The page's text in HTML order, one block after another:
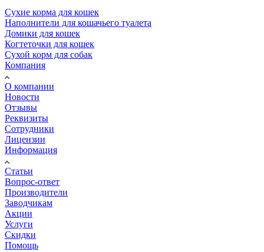
Сухие корма для кошек
Наполнители для кошачьего туалета
Домики для кошек
Когтеточки для кошек
Сухой корм для собак
Компания
О компании
Новости
Отзывы
Реквизиты
Сотрудники
Лицензии
Информация
Статьи
Вопрос-ответ
Производители
Заводчикам
Акции
Услуги
Скидки
Помощь